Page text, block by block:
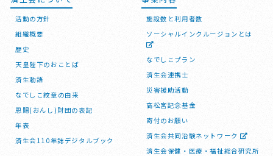
活動の方針
組織概要
歴史
天皇陛下のおことば
済生勅語
なでしこ紋章の由来
恩賜(おんし)財団の表記
年表
済生会110年誌デジタルブック
施設数と利用者数
ソーシャルインクルージョンとは
なでしこプラン
済生会連携士
災害援助活動
高松宮記念基金
寄付のお願い
済生会共同治験ネットワーク
済生会保健・医療・福祉総合研究所